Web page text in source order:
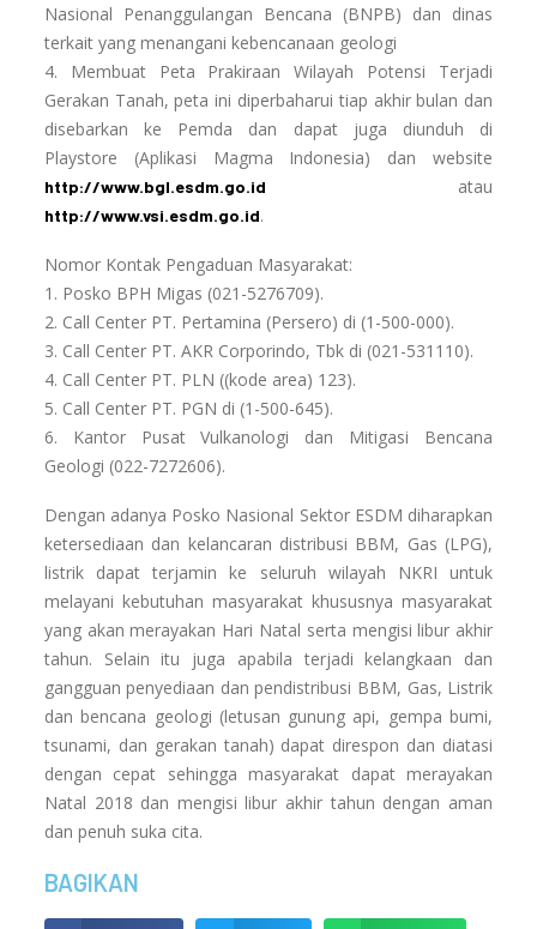
Nasional Penanggulangan Bencana (BNPB) dan dinas
terkait yang menangani kebencanaan geologi
4. Membuat Peta Prakiraan Wilayah Potensi Terjadi
Gerakan Tanah, peta ini diperbaharui tiap akhir bulan dan
disebarkan ke Pemda dan dapat juga diunduh di
Playstore (Aplikasi Magma Indonesia) dan website
http://www.bgl.esdm.go.id atau
http://www.vsi.esdm.go.id.
Nomor Kontak Pengaduan Masyarakat:
1. Posko BPH Migas (021-5276709).
2. Call Center PT. Pertamina (Persero) di (1-500-000).
3. Call Center PT. AKR Corporindo, Tbk di (021-531110).
4. Call Center PT. PLN ((kode area) 123).
5. Call Center PT. PGN di (1-500-645).
6. Kantor Pusat Vulkanologi dan Mitigasi Bencana
Geologi (022-7272606).
Dengan adanya Posko Nasional Sektor ESDM diharapkan
ketersediaan dan kelancaran distribusi BBM, Gas (LPG),
listrik dapat terjamin ke seluruh wilayah NKRI untuk
melayani kebutuhan masyarakat khususnya masyarakat
yang akan merayakan Hari Natal serta mengisi libur akhir
tahun. Selain itu juga apabila terjadi kelangkaan dan
gangguan penyediaan dan pendistribusi BBM, Gas, Listrik
dan bencana geologi (letusan gunung api, gempa bumi,
tsunami, dan gerakan tanah) dapat direspon dan diatasi
dengan cepat sehingga masyarakat dapat merayakan
Natal 2018 dan mengisi libur akhir tahun dengan aman
dan penuh suka cita.
BAGIKAN